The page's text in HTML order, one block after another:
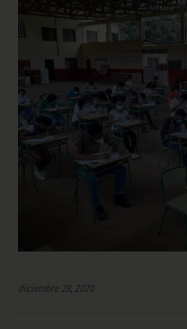
diciembre 28, 2020